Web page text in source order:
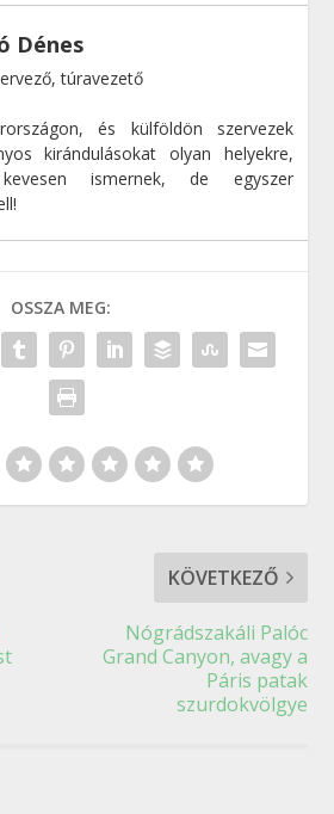
Dénes
túravezető
és külföldön szervezek
kirándulásokat olyan helyekre,
ismernek, de egyszer
OSSZA MEG:
KÖVETKEZŐ
Nógrádszakáli Palóc
Grand Canyon, avagy a
Páris patak
szurdokvölgye